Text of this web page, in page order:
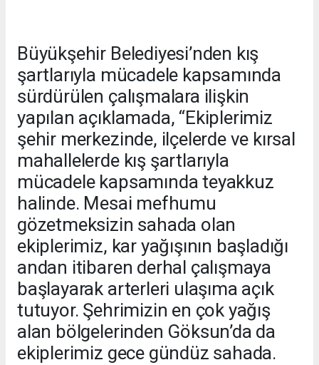
Büyükşehir Belediyesi’nden kış
şartlarıyla mücadele kapsamında
sürdürülen çalışmalara ilişkin
yapılan açıklamada, “Ekiplerimiz
şehir merkezinde, ilçelerde ve kırsal
mahallelerde kış şartlarıyla
mücadele kapsamında teyakkuz
halinde. Mesai mefhumu
gözetmeksizin sahada olan
ekiplerimiz, kar yağışının başladığı
andan itibaren derhal çalışmaya
başlayarak arterleri ulaşıma açık
tutuyor. Şehrimizin en çok yağış
alan bölgelerinden Göksun’da da
ekiplerimiz gece gündüz sahada.